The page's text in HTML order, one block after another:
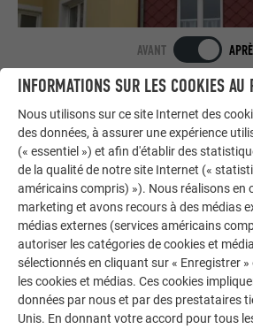
AVANT
RETOURNER À GALERIE DE RÉNOVATION
INFORMATIONS SUR LES COOKIES AU
Nous utilisons sur ce site Internet des
des données, à assurer une expérience
(« essentiel ») et afin d'établir des
de la qualité de notre site Internet («
américains compris) »). Nous réalisons en
marketing et avons recours à des médias
médias externes (services américains
autoriser les catégories de cookies et
sélectionnés en cliquant sur « Enregistrer
les cookies et médias. Ces cookies
données par nous et par des prestataires
Unis. En donnant votre accord pour tous